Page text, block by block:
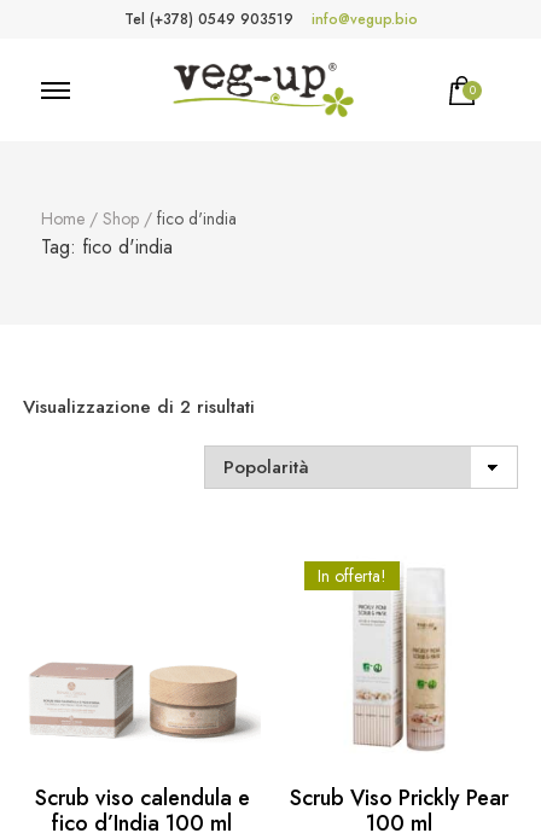
Tel (+378) 0549 903519 info@vegup.bio
0
Home / Shop / fico d'india
Tag: fico d'india
Visualizzazione di 2 risultati
Scrub viso calendula e
fico d’India 100 ml
In offerta!
Scrub Viso Prickly Pear
100 ml